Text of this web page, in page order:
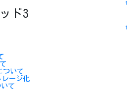
↑
ド3
↑
ついて
レージ化
て